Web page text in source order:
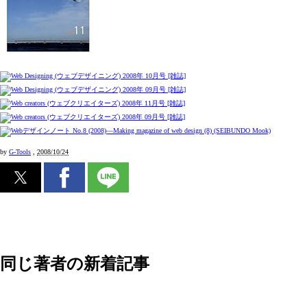
by G-Tools 2008/10/24
同じ著者の新着記事